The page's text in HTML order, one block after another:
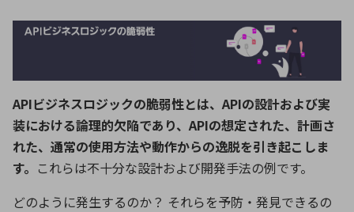
ロボティクス（AI）
データセンタ・クラウド
品質管理・検査
接着・接合
情報通信 宇宙・防衛
民生 医療
計測・測定・表示機器 検査・分析機器
ICTソリューション 組立・ロボティクス
A B C
D
E
F G
I
J K
L
M
O
APIビジネスロジックの脆弱性とは、 APIの設計および実
装における論理的欠陥であり、 APIの想定された、計画さ
れた、通常の使用方法や動作からの逸脱を引き起こしま
す。 これらは不十分な設計および開発手法の例です。
どのように発生するのか？ それらを予防・発見できるの